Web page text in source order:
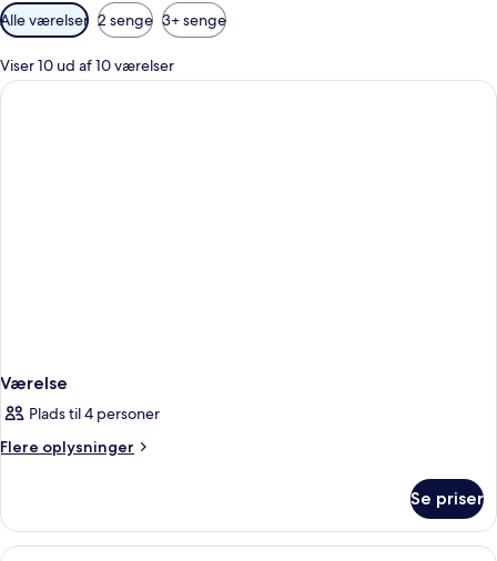
Tilgængelige
filtre
for
værelser
Alle værelser 2 senge 3+ senge
Viser 10 ud af 10 værelser
Værelse
Plads til 4 personer
Flere oplysninger
Flere
Se priser